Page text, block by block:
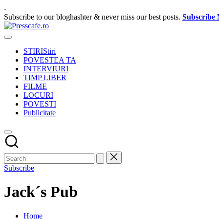
Skip
to
content
-
Subscribe to our bloghashter & never miss our best posts. Subscribe
Presscafe.ro
Cafeneau
urbaneSTIRIStiri
POVESTEA TA
INTERVIURI
TIMP LIBER
FILME
LOCURI
POVESTI
Publicitate
Subscribe
Jack´s Pub
Home